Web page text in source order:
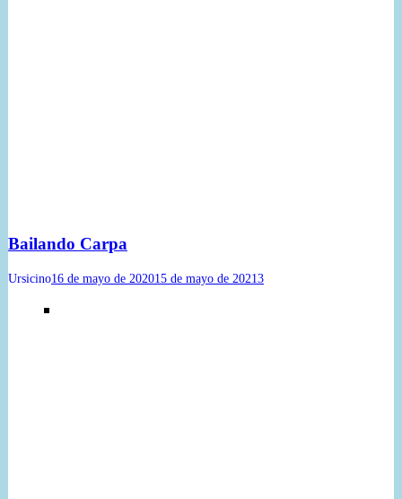
Bailando Carpa
Ursicino16 de mayo de 202015 de mayo de 20213